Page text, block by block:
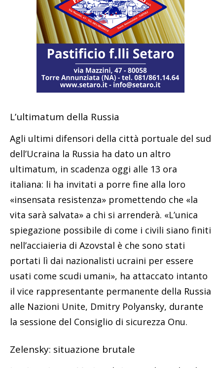
L’ultimatum della Russia
Agli ultimi difensori della città portuale del sud
dell’Ucraina la Russia ha dato un altro
ultimatum, in scadenza oggi alle 13 ora
italiana: li ha invitati a porre fine alla loro
«insensata resistenza» promettendo che «la
vita sarà salvata» a chi si arrenderà. «L’unica
spiegazione possibile di come i civili siano finiti
nell’acciaieria di Azovstal è che sono stati
portati lì dai nazionalisti ucraini per essere
usati come scudi umani», ha attaccato intanto
il vice rappresentante permanente della Russia
alle Nazioni Unite, Dmitry Polyansky, durante
la sessione del Consiglio di sicurezza Onu.
Zelensky: situazione brutale